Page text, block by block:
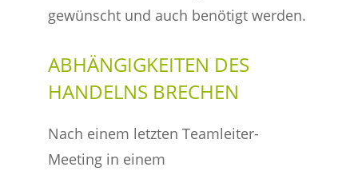
gewünscht und auch benötigt werden.
ABHÄNGIGKEITEN DES
HANDELNS BRECHEN
Nach einem letzten Teamleiter-
Meeting in einem